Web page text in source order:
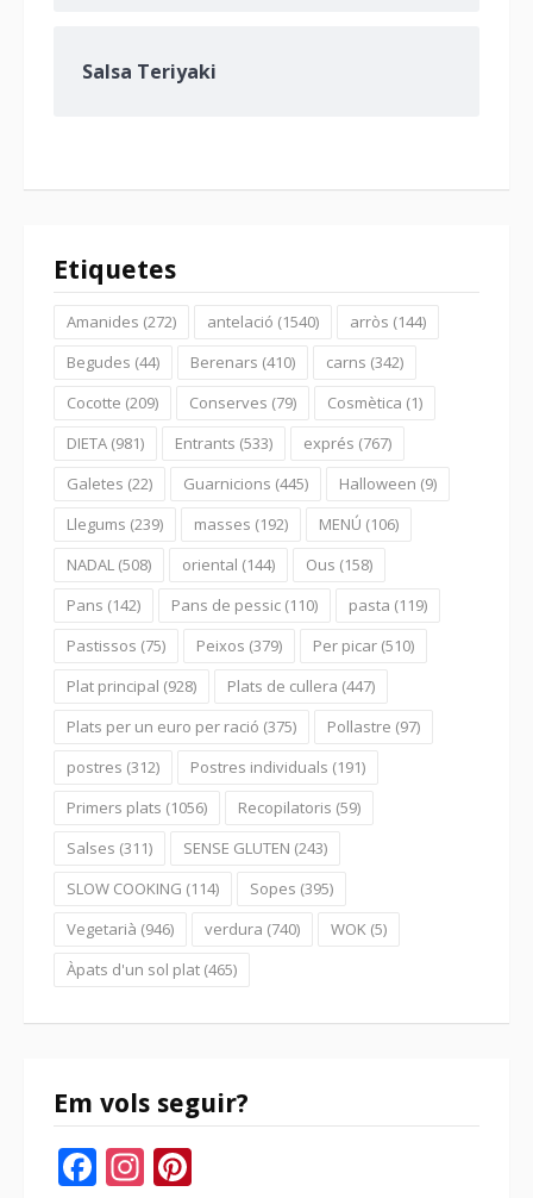
Salsa Teriyaki
Etiquetes
Amanides (272) antelació (1540) arròs (144)
Begudes (44) Berenars (410) carns (342)
Cocotte (209) Conserves (79) Cosmètica (1)
DIETA (981) Entrants (533) exprés (767)
Galetes (22) Guarnicions (445) Halloween (9)
Llegums (239) masses (192) MENÚ (106)
NADAL (508) oriental (144) Ous (158)
Pans (142) Pans de pessic (110) pasta (119)
Pastissos (75) Peixos (379) Per picar (510)
Plat principal (928) Plats de cullera (447)
Plats per un euro per ració (375) Pollastre (97)
postres (312) Postres individuals (191)
Primers plats (1056) Recopilatoris (59)
Salses (311) SENSE GLUTEN (243)
SLOW COOKING (114) Sopes (395)
Vegetarià (946) verdura (740) WOK (5)
Àpats d'un sol plat (465)
Em vols seguir?
Facebook
Instagram